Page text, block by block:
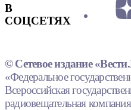
В
СОЦСЕТЯХ
© Сетевое издание
«Федеральное
Всероссийская
радиовещательная